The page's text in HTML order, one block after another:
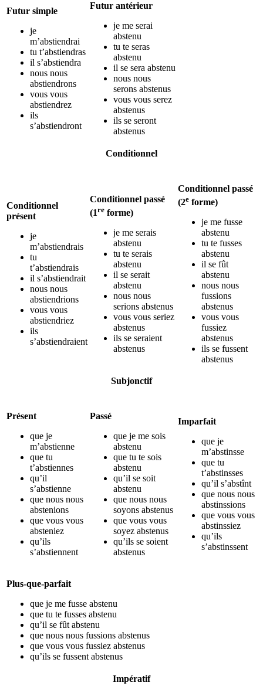
Futur simple
je
m’abstiendrai
tu t’abstiendras
il s’abstiendra
nous nous
abstiendrons
vous vous
abstiendrez
ils
s’abstiendront
Futur antérieur
je me serai
abstenu
tu te seras
abstenu
il se sera abstenu
nous nous
serons abstenus
vous vous serez
abstenus
ils se seront
abstenus
Conditionnel
Conditionnel
présent
je
m’abstiendrais
tu
t’abstiendrais
il s’abstiendrait
nous nous
abstiendrions
vous vous
abstiendriez
ils
s’abstiendraient
Conditionnel passé
(1re forme)
je me serais
abstenu
tu te serais
abstenu
il se serait
abstenu
nous nous
serions abstenus
vous vous seriez
abstenus
ils se seraient
abstenus
Conditionnel passé
(2e forme)
je me fusse
abstenu
tu te fusses
abstenu
il se fût
abstenu
nous nous
fussions
abstenus
vous vous
fussiez
abstenus
ils se fussent
abstenus
Subjonctif
Présent
que je
m’abstienne
que tu
t’abstiennes
qu’il
s’abstienne
que nous nous
abstenions
que vous vous
absteniez
qu’ils
s’abstiennent
Passé
que je me sois
abstenu
que tu te sois
abstenu
qu’il se soit
abstenu
que nous nous
soyons abstenus
que vous vous
soyez abstenus
qu’ils se soient
abstenus
Imparfait
que je
m’abstinsse
que tu
t’abstinsses
qu’il s’abstînt
que nous nous
abstinssions
que vous vous
abstinssiez
qu’ils
s’abstinssent
Plus-que-parfait
que je me fusse abstenu
que tu te fusses abstenu
qu’il se fût abstenu
que nous nous fussions abstenus
que vous vous fussiez abstenus
qu’ils se fussent abstenus
Impératif